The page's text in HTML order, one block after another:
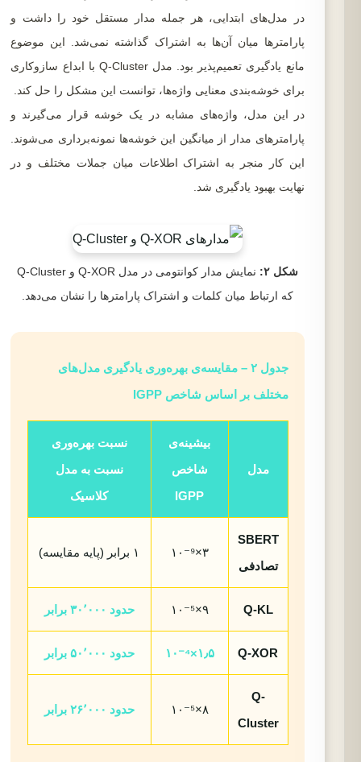
در مدل‌های ابتدایی، هر جمله مدار مستقل خود را داشت و
پارامترها میان آن‌ها به اشتراک گذاشته نمی‌شد. این موضوع
مانع یادگیری تعمیم‌پذیر بود. مدل Q-Cluster با ابداع سازوکاری
برای خوشه‌بندی معنایی واژه‌ها، توانست این مشکل را حل کند.
در این مدل، واژه‌های مشابه در یک خوشه قرار می‌گیرند و
پارامترهای مدار از میانگین این خوشه‌ها نمونه‌برداری می‌شوند.
این کار منجر به اشتراک اطلاعات میان جملات مختلف و در
نهایت بهبود یادگیری شد.
شکل ۲:
نمایش مدار کوانتومی در مدل Q-XOR و Q-Cluster
که ارتباط میان کلمات و اشتراک پارامترها را نشان می‌دهد.
جدول ۲ – مقایسه‌ی بهره‌وری یادگیری مدل‌های
مختلف بر اساس شاخص IGPP
مدل
بیشینه‌ی
شاخص
IGPP
نسبت بهره‌وری
نسبت به مدل
کلاسیک
SBERT
تصادفی
۳×۱۰⁻⁹ ۱ برابر (پایه مقایسه)
Q-KL ۹×۱۰⁻⁵ حدود ۳۰٬۰۰۰ برابر
Q-XOR ۱٫۵×۱۰⁻⁴ حدود ۵۰٬۰۰۰ برابر
Q-
Cluster
۸×۱۰⁻⁵ حدود ۲۶٬۰۰۰ برابر